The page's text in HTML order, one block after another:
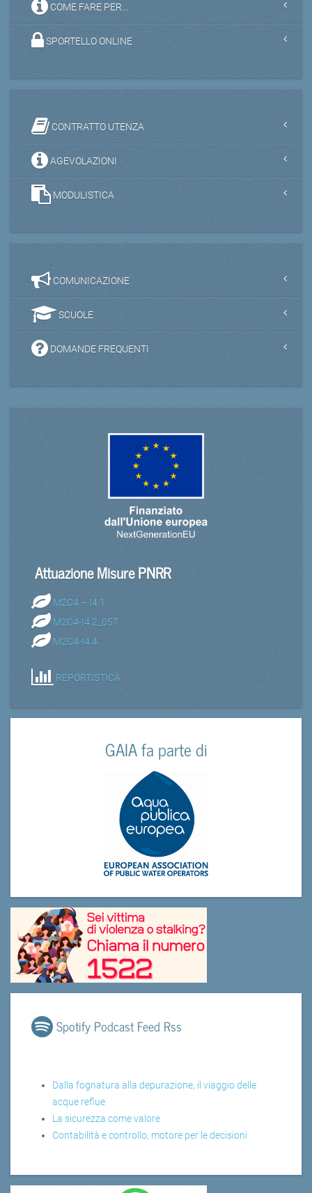
COME FARE PER...
SPORTELLO ONLINE
CONTRATTO UTENZA
AGEVOLAZIONI
MODULISTICA
COMUNICAZIONE
SCUOLE
DOMANDE FREQUENTI
Attuazione Misure PNRR
M2C4 – I4.1
M2C4-I4.2_057
M2C4-I4.4
REPORTISTICA
GAIA fa parte di
Spotify Podcast Feed Rss
Dalla fognatura alla depurazione, il viaggio delle
acque reflue
La sicurezza come valore
Contabilità e controllo, motore per le decisioni